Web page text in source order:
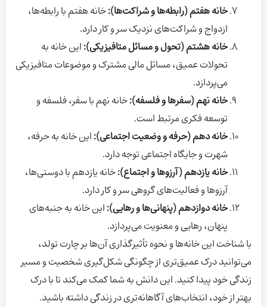
خانه هفتم (رابطه‌ها و شراکت‌ها):خانه هفتم با رابطه‌ها،
ازدواج و شراکت‌های نزدیک سر و کار دارد.
خانه هشتم (تحول و مسائل متافیزیکی):این خانه به
تحولات عمیق، مسائل مالی مشترک و موضوعات متافیزیکی
می‌پردازد.
خانه نهم (سفرها و فلسفه):خانه نهم با سفر، فلسفه و
توسعه فکری مرتبط است.
خانه دهم (حرفه و وضعیت اجتماعی):این خانه به حرفه،
شهرت و جایگاه اجتماعی توجه دارد.
خانه یازدهم (آرزوها و اجتماع):خانه یازدهم با دوستی‌ها،
آرزوها و فعالیت‌های گروهی سر و کار دارد.
خانه دوازدهم (پنهانی‌ها و رهایی):این خانه به جنبه‌های
پنهان، رهایی و معنویت می‌پردازد.
با شناخت این خانه‌ها و نحوه تأثیرگذاری آن‌ها بر چارت تولد،
می‌توانید درک عمیق‌تری از چگونگی شکل‌گیری شخصیت و مسیر
زندگی خود پیدا کنید. این دانش به شما کمک می‌کند تا با درک
بهتر از خود، انتخاب‌های آگاهانه‌تری در زندگی داشته باشید.